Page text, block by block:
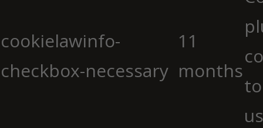
cookielawinfo-
checkbox-necessary
11
months